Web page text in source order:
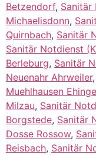
Betzendorf, Sanitär
Michaelisdonn,
Quirnbach, Sanitär
Sanitär Notdienst
Berleburg, Sanitär
Neuenahr Ahrweiler,
Muehlhausen
Milzau, Sanitär
Borgstede, Sanitär
Dosse Rossow,
Reisbach, Sanitär